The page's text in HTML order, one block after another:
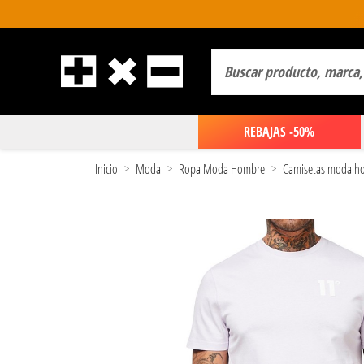
REBAJAS -50%
Inicio Moda Ropa Moda Hombre Camisetas moda